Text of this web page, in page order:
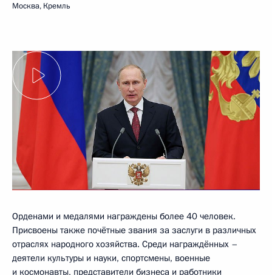
Москва, Кремль
Орденами и медалями награждены более 40 человек.
Присвоены также почётные звания за заслуги в различных
отраслях народного хозяйства. Среди награждённых –
деятели культуры и науки, спортсмены, военные
и космонавты, представители бизнеса и работники